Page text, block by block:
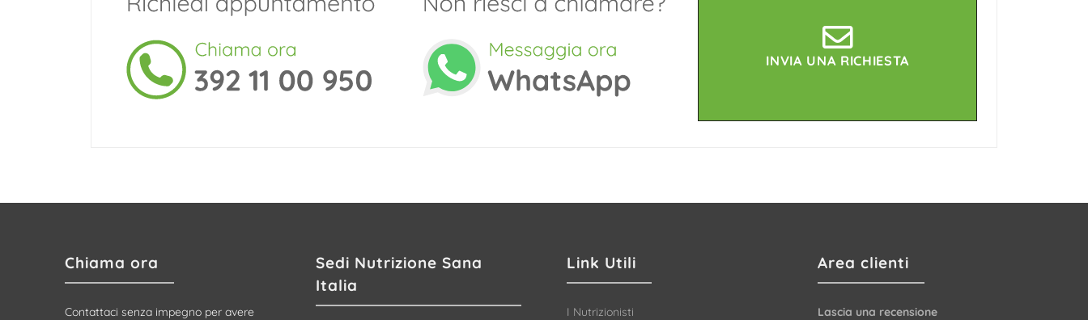
INVIA UNA RICHIESTA
Chiama ora
Contattaci senza impegno per avere
Sedi Nutrizione Sana
Italia
Link Utili
I Nutrizionisti
Area clienti
Lascia una recensione